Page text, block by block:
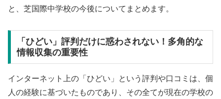
と、芝国際中学校の今後についてまとめます。
「ひどい」評判だけに惑わされない！多角的な
情報収集の重要性
インターネット上の「ひどい」という評判や口コミは、個
人の経験に基づいたものであり、その全てが現在の学校の